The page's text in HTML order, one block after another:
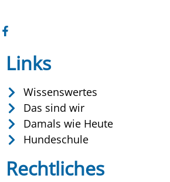
Links
Wissenswertes
Das sind wir
Damals wie Heute
Hundeschule
Rechtliches